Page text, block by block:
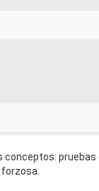
conceptos: